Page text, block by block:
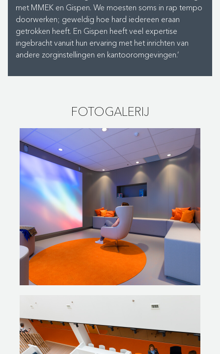
met MMEK en Gispen. We moesten soms in rap tempo
doorwerken; geweldig hoe hard iedereen eraan
getrokken heeft. En Gispen heeft veel expertise
ingebracht vanuit hun ervaring met het inrichten van
andere zorginstellingen en kantooromgevingen.’
FOTOGALERIJ